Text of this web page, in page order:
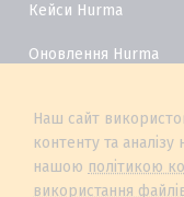
Кейси Hurma
Оновлення Hurma
Наш сайт
контенту та
нашою політикою
використання